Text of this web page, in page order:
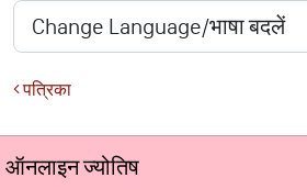
पत्रिका
ऑनलाइन ज्योतिष